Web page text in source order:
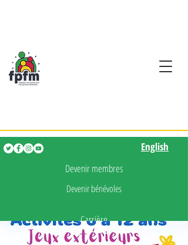
Devenir membres
Devenir bénévoles
Carrière
English